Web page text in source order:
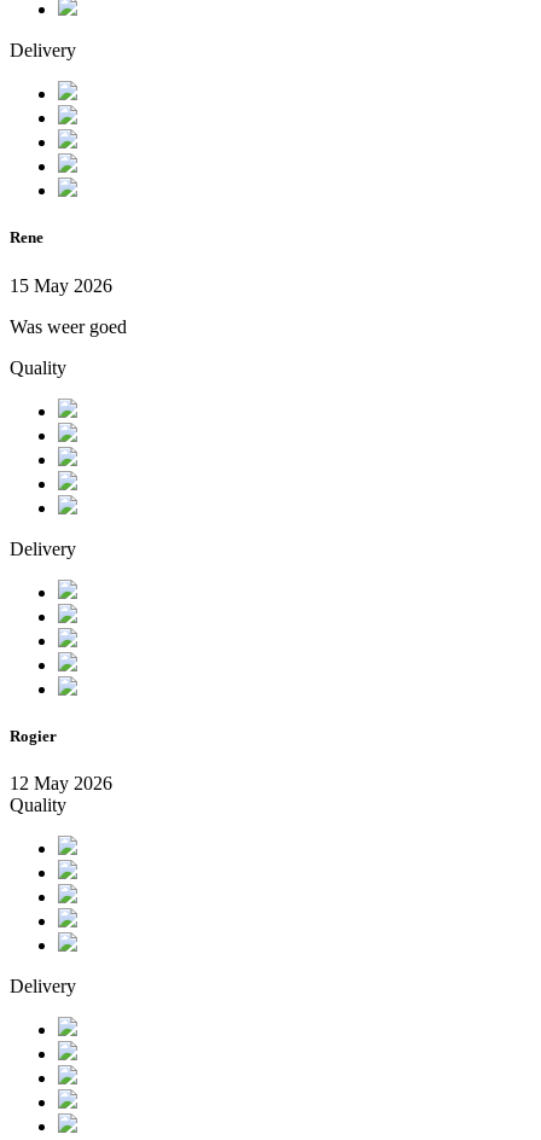
Delivery
Rene
15 May 2026
Was weer goed
Quality
Delivery
Rogier
12 May 2026
Quality
Delivery